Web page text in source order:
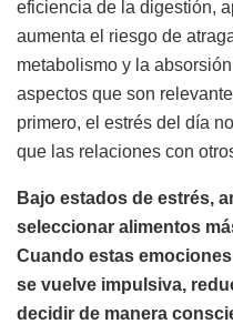
eficiencia de la digestión,
aumenta el riesgo de
metabolismo y la
aspectos que son
primero, el estrés del día
que las relaciones con
Bajo estados de estrés,
seleccionar alimentos
Cuando estas
se vuelve impulsiva,
decidir de manera